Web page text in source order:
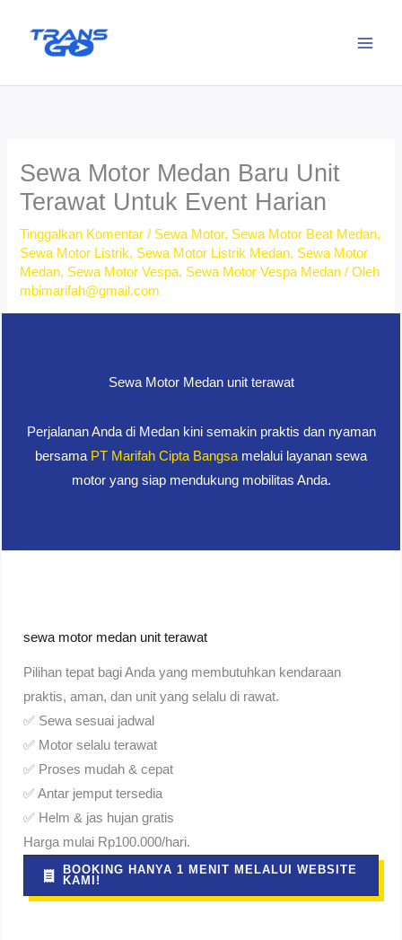
Sewa Motor Medan Baru Unit
Terawat Untuk Event Harian
Tinggalkan Komentar / Sewa Motor, Sewa Motor Beat Medan,
Sewa Motor Listrik, Sewa Motor Listrik Medan, Sewa Motor
Medan, Sewa Motor Vespa, Sewa Motor Vespa Medan / Oleh
mbimarifah@gmail.com
Sewa Motor Medan unit terawat
Perjalanan Anda di Medan kini semakin praktis dan nyaman
bersama PT Marifah Cipta Bangsa melalui layanan sewa
motor yang siap mendukung mobilitas Anda.
sewa motor medan unit terawat
Pilihan tepat bagi Anda yang membutuhkan kendaraan
praktis, aman, dan unit yang selalu di rawat.
✅ Sewa sesuai jadwal
✅ Motor selalu terawat
✅ Proses mudah & cepat
✅ Antar jemput tersedia
✅ Helm & jas hujan gratis
Harga mulai Rp100.000/hari.
BOOKING HANYA 1 MENIT MELALUI WEBSITE
KAMI!